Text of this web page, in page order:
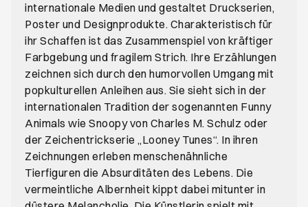
internationale Medien und gestaltet Druckserien,
Poster und Designprodukte. Charakteristisch für
ihr Schaffen ist das Zusammenspiel von kräftiger
Farbgebung und fragilem Strich. Ihre Erzählungen
zeichnen sich durch den humorvollen Umgang mit
popkulturellen Anleihen aus. Sie sieht sich in der
internationalen Tradition der sogenannten Funny
Animals wie Snoopy von Charles M. Schulz oder
der Zeichentrickserie „Looney Tunes“. In ihren
Zeichnungen erleben menschenähnliche
Tierfiguren die Absurditäten des Lebens. Die
vermeintliche Albernheit kippt dabei mitunter in